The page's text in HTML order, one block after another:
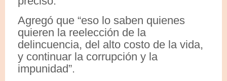
Agregó que “eso lo saben quienes
quieren la reelección de la
delincuencia, del alto costo de la vida,
y continuar la corrupción y la
impunidad”.